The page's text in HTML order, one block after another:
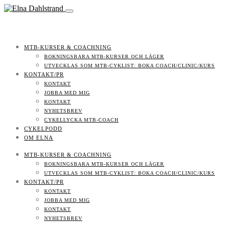
MTB-KURSER & COACHNING
BOKNINGSBARA MTB-KURSER OCH LÄGER
UTVECKLAS SOM MTB-CYKLIST: BOKA COACH/CLINIC/KURS
KONTAKT/PR
KONTAKT
JOBBA MED MIG
KONTAKT
NYHETSBREV
CYKELLYCKA MTB-COACH
CYKELPODD
OM ELNA
MTB-KURSER & COACHNING
BOKNINGSBARA MTB-KURSER OCH LÄGER
UTVECKLAS SOM MTB-CYKLIST: BOKA COACH/CLINIC/KURS
KONTAKT/PR
KONTAKT
JOBBA MED MIG
KONTAKT
NYHETSBREV